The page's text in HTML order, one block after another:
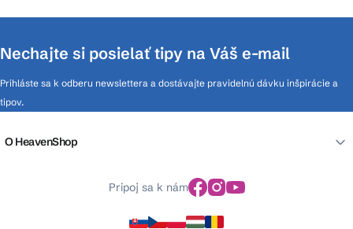
Nechajte si posielať tipy na Váš e-mail
Prihláste sa k odberu newslettera a dostávajte pravidelnú dávku inšpirácie a
tipov.
O HeavenShop
Pripoj sa k nám